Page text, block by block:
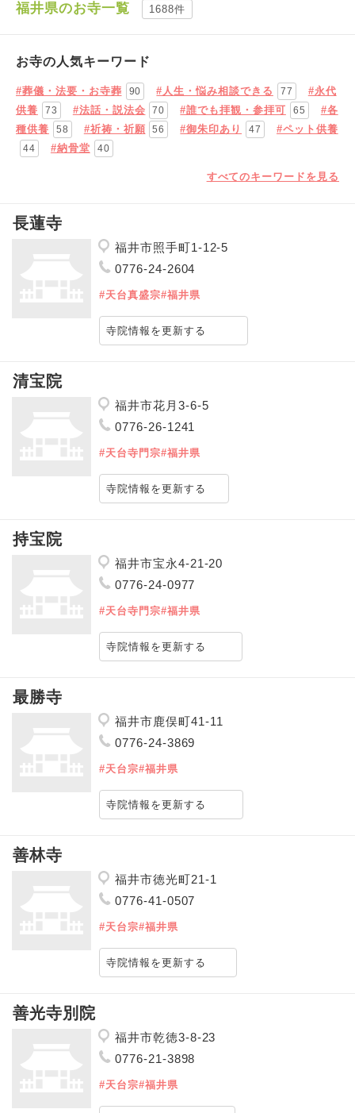
福井県のお寺一覧 1688件
お寺の人気キーワード
#葬儀・法要・お寺葬 90 #人生・悩み相談できる 77
#永代
供養
73 #法話・説法会 70 #誰でも拝観・参拝可 65
#各
種供養
58 #祈祷・祈願 56 #御朱印あり 47 #ペット供養
44 #納骨堂 40
すべてのキーワードを見る
長蓮寺
福井市照手町1-12-5
0776-24-2604
#天台真盛宗#福井県
寺院情報を更新する
清宝院
福井市花月3-6-5
0776-26-1241
#天台寺門宗#福井県
寺院情報を更新する
持宝院
福井市宝永4-21-20
0776-24-0977
#天台寺門宗#福井県
寺院情報を更新する
最勝寺
福井市鹿俣町41-11
0776-24-3869
#天台宗#福井県
寺院情報を更新する
善林寺
福井市徳光町21-1
0776-41-0507
#天台宗#福井県
寺院情報を更新する
善光寺別院
福井市乾徳3-8-23
0776-21-3898
#天台宗#福井県